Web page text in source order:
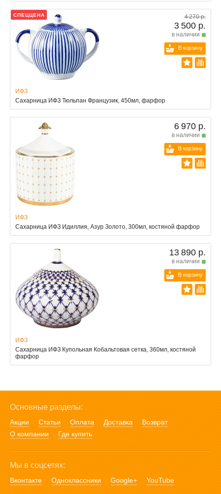
СПЕЦЦЕНА 4 270 р.
3 500 р.
в наличии
В корзину
ИФЗ
Сахарница ИФЗ Тюльпан Французик, 450мл, фарфор
6 970 р.
в наличии
В корзину
ИФЗ
Сахарница ИФЗ Идиллия, Азур Золото, 300мл, костяной фарфор
13 890 р.
в наличии
В корзину
ИФЗ
Сахарница ИФЗ Купольная Кобальтовая сетка, 360мл, костяной
фарфор
Основные разделы:
Акции Статьи Оплата Доставка
Возврат
О компании
Где купить
Мы в соцсетях:
Вконтакте Одноклассники Google+ YouTube